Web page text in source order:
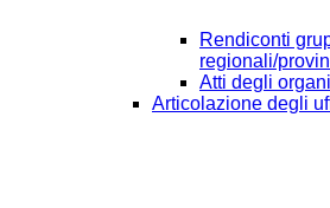
Rendiconti
regionali/
Atti degli
Articolazione degli